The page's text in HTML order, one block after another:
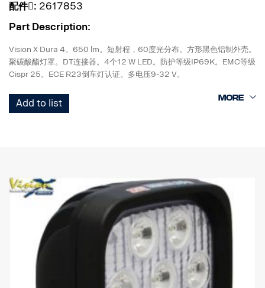
配件􀌸: 2617853
Part Description:
Vision X Dura 4。650 lm。短射程，60度光分布。方形黑色铝制外壳。
聚碳酸酯灯罩。DT连接器。4个12 W LED。防护等级IP69K。EMC等级
Cispr 25。ECE R23倒车灯认证。多电压9-32 V。
高107 mm x 宽100 mm x 直径65 mm。
Add to list